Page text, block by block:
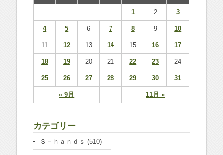
« 9月 11月 »
1 2 3
4 5 6 7 8 9 10
11 12 13 14 15 16 17
18 19 20 21 22 23 24
25 26 27 28 29 30 31
カテゴリー
Ｓ－ｈａｎｄｓ (510)